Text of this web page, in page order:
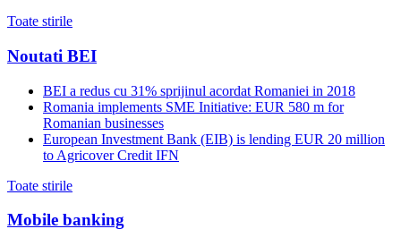
Toate stirile
Noutati BEI
BEI a redus cu 31% sprijinul acordat Romaniei in 2018
Romania implements SME Initiative: EUR 580 m for
Romanian businesses
European Investment Bank (EIB) is lending EUR 20 million
to Agricover Credit IFN
Toate stirile
Mobile banking